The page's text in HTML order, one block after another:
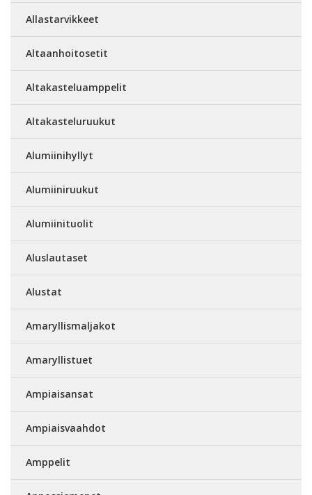
Allastarvikkeet
Altaanhoitosetit
Altakasteluamppelit
Altakasteluruukut
Alumiinihyllyt
Alumiiniruukut
Alumiinituolit
Aluslautaset
Alustat
Amaryllismaljakot
Amaryllistuet
Ampiaisansat
Ampiaisvaahdot
Amppelit